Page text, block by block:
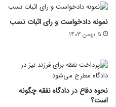
نمونه دادخواست و رای اثبات نسب
5 بهمن 1403
نحوه دفاع در دادگاه نفقه چگونه
است؟